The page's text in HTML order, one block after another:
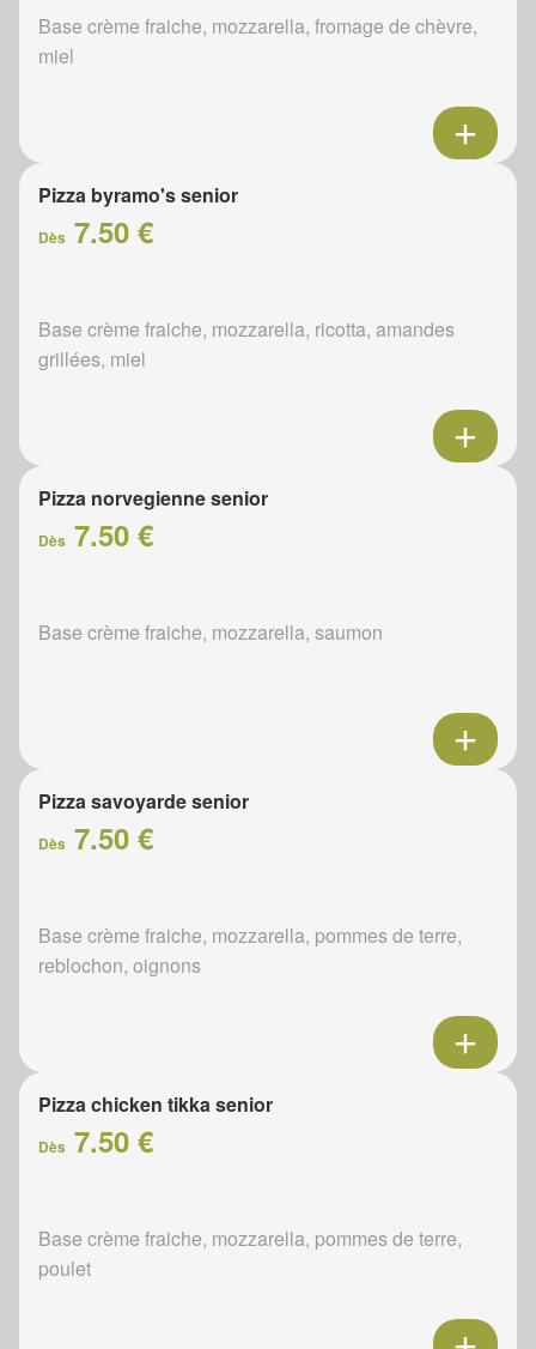
Base crème fraiche, mozzarella, fromage de chèvre,
miel
Pizza byramo's senior
Dès 7.50 €
Base crème fraiche, mozzarella, ricotta, amandes
grillées, miel
Pizza norvegienne senior
Dès 7.50 €
Base crème fraiche, mozzarella, saumon
Pizza savoyarde senior
Dès 7.50 €
Base crème fraiche, mozzarella, pommes de terre,
reblochon, oignons
Pizza chicken tikka senior
Dès 7.50 €
Base crème fraiche, mozzarella, pommes de terre,
poulet